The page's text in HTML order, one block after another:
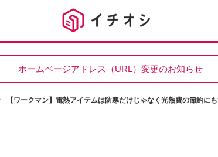
ホームページアドレス（URL）変更のお知らせ
【ワークマン】電熱アイテムは防寒だけじゃなく光熱費の節約に